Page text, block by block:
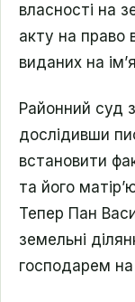
власності на
акту на право
виданих на
Районний суд
дослідивши
встановити
та його
Тепер Пан
земельні
господарем на